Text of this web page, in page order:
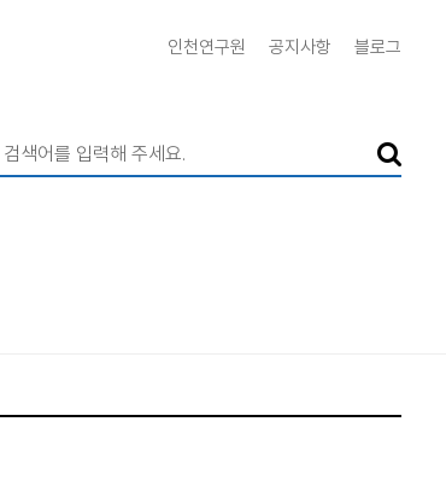
인천연구원 공지사항 블로그